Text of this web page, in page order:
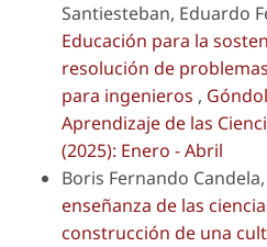
Santiesteban, Eduardo
Educación para la
resolución de
para ingenieros ,
Aprendizaje de las
(2025): Enero - Abril
Boris Fernando Candela,
enseñanza de las
construcción de una